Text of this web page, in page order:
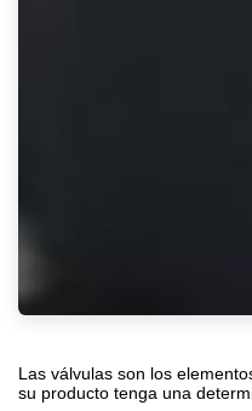
Las válvulas son los
su producto tenga una